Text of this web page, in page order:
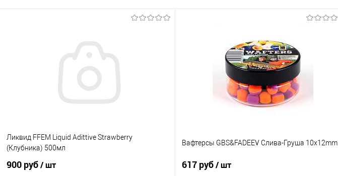
Ликвид FFEM Liquid Adittive Strawberry
(Клубника) 500мл
900 руб/ шт
Вафтерсы GBS&FADEEV Слива-Груша 10х12mm
617 руб/ шт